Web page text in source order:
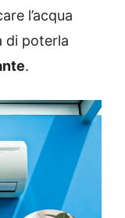
l’acqua
di poterla
.